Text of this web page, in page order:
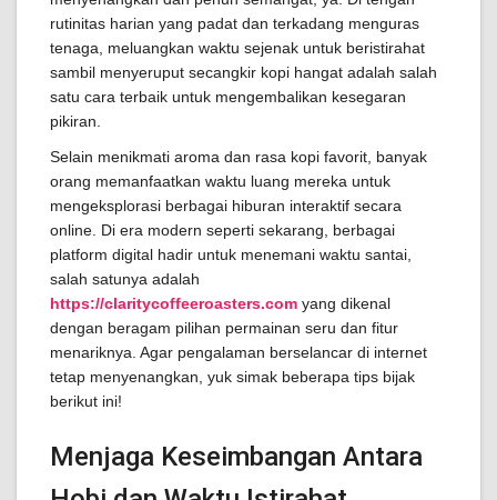
rutinitas harian yang padat dan terkadang menguras
tenaga, meluangkan waktu sejenak untuk beristirahat
sambil menyeruput secangkir kopi hangat adalah salah
satu cara terbaik untuk mengembalikan kesegaran
pikiran.
Selain menikmati aroma dan rasa kopi favorit, banyak
orang memanfaatkan waktu luang mereka untuk
mengeksplorasi berbagai hiburan interaktif secara
online. Di era modern seperti sekarang, berbagai
platform digital hadir untuk menemani waktu santai,
salah satunya adalah
https://claritycoffeeroasters.com yang dikenal
dengan beragam pilihan permainan seru dan fitur
menariknya. Agar pengalaman berselancar di internet
tetap menyenangkan, yuk simak beberapa tips bijak
berikut ini!
Menjaga Keseimbangan Antara